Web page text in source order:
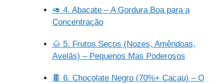
🥑 4. Abacate – A Gordura Boa para a
Concentração
🌰 5. Frutos Secos (Nozes, Amêndoas,
Avelãs) – Pequenos Mas Poderosos
🍫 6. Chocolate Negro (70%+ Cacau) – O